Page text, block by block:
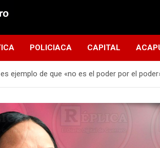
POLICIACA CAPITAL
ejemplo de que «no es el poder por el